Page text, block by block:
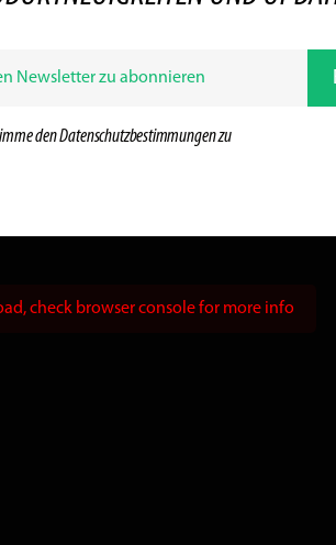
denDatenschutzbestimmungen zu
check browser console for more info